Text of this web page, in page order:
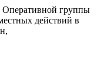
Оперативной группы
действий в